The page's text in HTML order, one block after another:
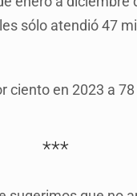
mdp
Camacho
sólo atendió 47
ciento en 2023 a
***